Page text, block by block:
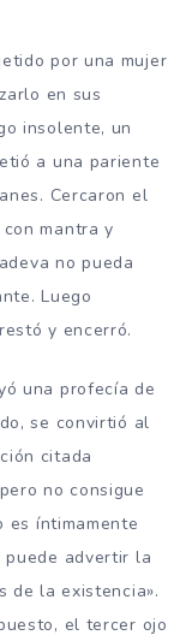
por una mujer
en sus
insolente, un
a una pariente
Cercaron el
mantra y
no pueda
Luego
y encerró.
una profecía de
se convirtió al
citada
no consigue
es íntimamente
puede advertir la
de la existencia».
el tercer ojo